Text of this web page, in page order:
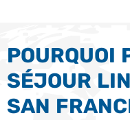
POURQUOI
SÉJOUR
SAN